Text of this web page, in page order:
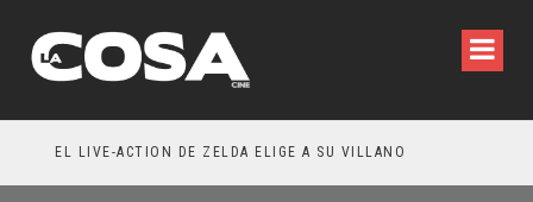
EL LIVE-ACTION DE ZELDA ELIGE A SU VILLANO